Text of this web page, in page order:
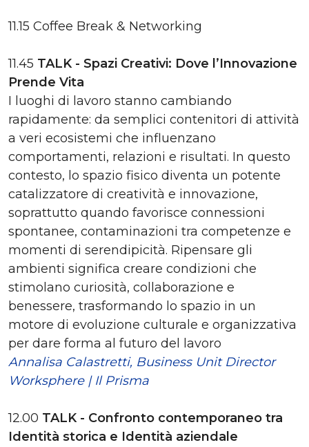
11.15 Coffee Break & Networking
11.45 TALK - Spazi Creativi: Dove l’Innovazione
Prende Vita
I luoghi di lavoro stanno cambiando
rapidamente: da semplici contenitori di attività
a veri ecosistemi che influenzano
comportamenti, relazioni e risultati. In questo
contesto, lo spazio fisico diventa un potente
catalizzatore di creatività e innovazione,
soprattutto quando favorisce connessioni
spontanee, contaminazioni tra competenze e
momenti di serendipicità. Ripensare gli
ambienti significa creare condizioni che
stimolano curiosità, collaborazione e
benessere, trasformando lo spazio in un
motore di evoluzione culturale e organizzativa
per dare forma al futuro del lavoro
Annalisa Calastretti, Business Unit Director
Worksphere | Il Prisma
12.00 TALK - Confronto contemporaneo tra
Identità storica e Identità aziendale